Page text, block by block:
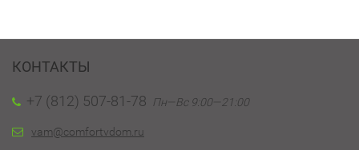
КОНТАКТЫ
+7 (812) 507-81-78 Пн—Вс 9:00—21:00
vam@comfortvdom.ru